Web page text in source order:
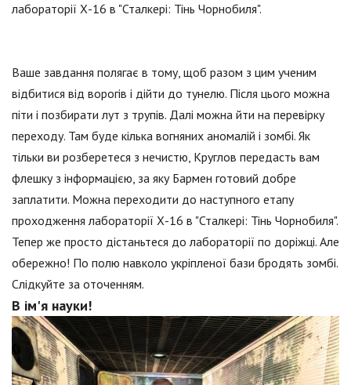
лабораторії Х-16 в "Сталкері: Тінь Чорнобиля".
Ваше завдання полягає в тому, щоб разом з цим ученим
відбитися від ворогів і дійти до тунелю. Після цього можна
піти і позбирати лут з трупів. Далі можна йти на перевірку
переходу. Там буде кілька вогняних аномалій і зомбі. Як
тільки ви розберетеся з нечистю, Круглов передасть вам
флешку з інформацією, за яку Бармен готовий добре
заплатити. Можна переходити до наступного етапу
проходження лабораторії Х-16 в "Сталкері: Тінь Чорнобиля".
Тепер же просто дістаньтеся до лабораторії по доріжці. Але
обережно! По полю навколо укріпленої бази бродять зомбі.
Слідкуйте за оточенням.
В ім'я науки!